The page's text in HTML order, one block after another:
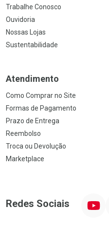
Trabalhe Conosco
Ouvidoria
Nossas Lojas
Sustentabilidade
Atendimento
Como Comprar no Site
Formas de Pagamento
Prazo de Entrega
Reembolso
Troca ou Devolução
Marketplace
Redes Sociais